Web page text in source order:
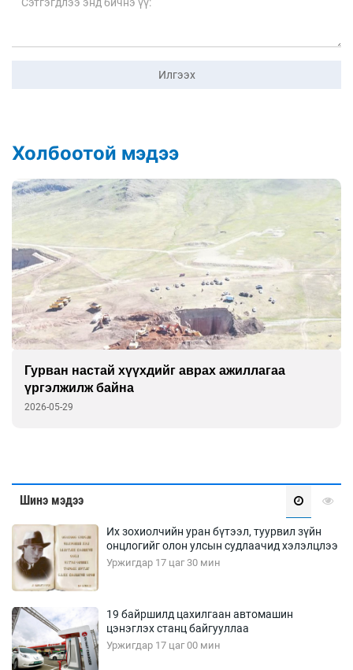
Илгээх
Холбоотой мэдээ
“Тэнгэрт дүүлсэн орь залуу нас минь”
үзэсгэлэн дэлгэлээ
2026-05-22
Шинэ мэдээ
Их зохиолчийн уран бүтээл, туурвил зүйн
онцлогийг олон улсын судлаачид хэлэлцлээ
Уржигдар 17 цаг 30 мин
19 байршилд цахилгаан автомашин
цэнэглэх станц байгууллаа
Уржигдар 17 цаг 00 мин